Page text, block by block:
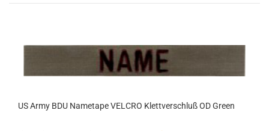
US Army BDU Nametape VELCRO Klettverschluß OD Green